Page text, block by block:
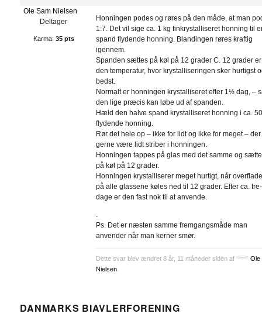
Ole Sam Nielsen
Deltager
Karma: 35 pts
Honningen podes og røres på den måde, at man
1:7. Det vil sige ca. 1 kg finkrystalliseret honning til
spand flydende honning. Blandingen røres kraftig
igennem.
Spanden sættes på køl på 12 grader C. 12 grader er
den temperatur, hvor krystalliseringen sker hurtigst
bedst.
Normalt er honningen krystalliseret efter 1½ dag, –
den lige præcis kan løbe ud af spanden.
Hæld den halve spand krystalliseret honning i ca.
flydende honning.
Rør det hele op – ikke for lidt og ikke for meget –
gerne være lidt striber i honningen.
Honningen tappes på glas med det samme og
på køl på 12 grader.
Honningen krystalliserer meget hurtigt, når
på alle glassene køles ned til 12 grader. Efter ca.
dage er den fast nok til at anvende.
Ps. Det er næsten samme fremgangsmåde man
anvender når man kerner smør.
Dette svar blev ændret 8 år, 11 måneder siden af
Ole
Nielsen
DANMARKS BIAVLERFORENING